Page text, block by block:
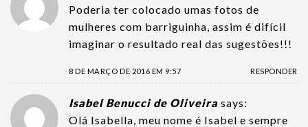
Poderia ter colocado umas fotos de
mulheres com barriguinha, assim é difícil
imaginar o resultado real das sugestões!!!
8 DE MARÇO DE 2016 EM 9:57 RESPONDER
Isabel Benucci de Oliveira says:
Olá Isabella, meu nome é Isabel e sempre